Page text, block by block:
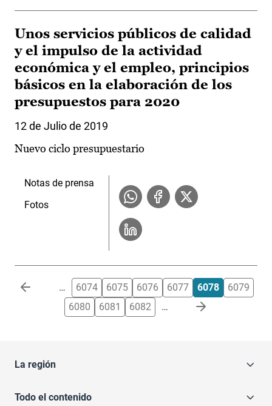
Unos servicios públicos de calidad
y el impulso de la actividad
económica y el empleo, principios
básicos en la elaboración de los
presupuestos para 2020
12 de Julio de 2019
Nuevo ciclo presupuestario
Notas de prensa
Fotos
Paginación … 6074 6075 6076 6077 6078
6079
6080
6081 6082 …
La región
Todo el contenido